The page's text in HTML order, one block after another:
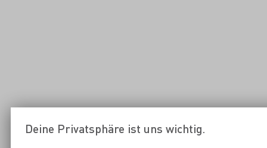
Deine Privatsphäre ist uns wichtig.